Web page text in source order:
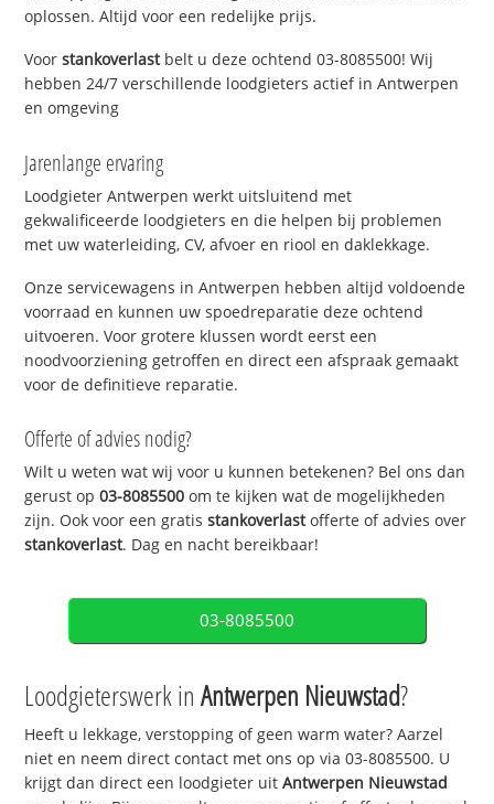
oplossen. Altijd voor een redelijke prijs.
Voorstankoverlastbelt u deze ochtend 03-8085500! Wij
hebben 24/7 verschillende loodgieters actief in Antwerpen
en omgeving
Jarenlange ervaring
Loodgieter Antwerpen werkt uitsluitend met
gekwalificeerde loodgieters en die helpen bij problemen
met uw waterleiding, CV, afvoer en riool en daklekkage.
Onze servicewagens in Antwerpen hebben altijd voldoende
voorraad en kunnen uw spoedreparatie deze ochtend
uitvoeren. Voor grotere klussen wordt eerst een
noodvoorziening getroffen en direct een afspraak gemaakt
voor de definitieve reparatie.
Offerte of advies nodig?
Wilt u weten wat wij voor u kunnen betekenen? Bel ons dan
gerust op03-8085500 om te kijken wat de mogelijkheden
zijn. Ook voor een gratisstankoverlastofferte of advies over
stankoverlast. Dag en nacht bereikbaar!
03-8085500
Loodgieterswerk inAntwerpen Nieuwstad?
Heeft u lekkage, verstopping of geen warm water? Aarzel
niet en neem direct contact met ons op via 03-8085500. U
krijgt dan direct een loodgieter uitAntwerpen Nieuwstad